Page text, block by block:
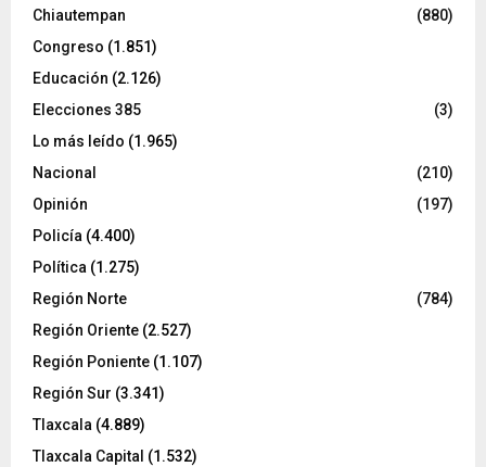
Chiautempan
(880)
Congreso (1.851)
Educación (2.126)
Elecciones 385
(3)
Lo más leído (1.965)
Nacional
(210)
Opinión
(197)
Policía (4.400)
Política (1.275)
Región Norte
(784)
Región Oriente (2.527)
Región Poniente (1.107)
Región Sur (3.341)
Tlaxcala (4.889)
Tlaxcala Capital (1.532)